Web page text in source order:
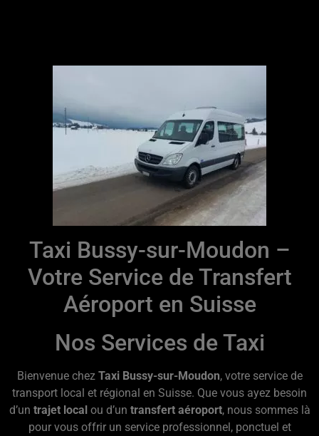
Taxi Bussy-sur-Moudon –
Votre Service de Transfert
Aéroport en Suisse
Nos Services de Taxi
Bienvenue chez Taxi Bussy-sur-Moudon, votre service de
transport local et régional en Suisse. Que vous ayez besoin
d’un trajet localou d’un transfert aéroport, nous sommes là
pour vous offrir un service professionnel, ponctuel et